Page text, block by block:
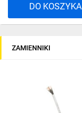
DO KOSZYKA
ZAMIENNIKI